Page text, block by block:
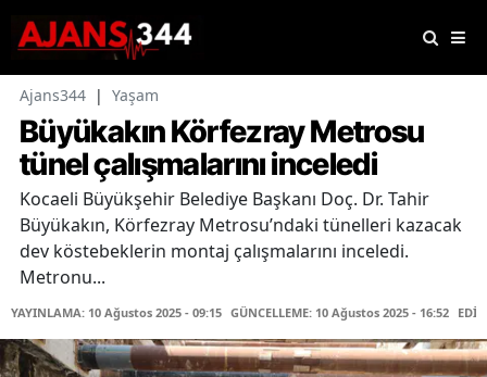
Ajans344 | Yaşam
Büyükakın Körfezray Metrosu
tünel çalışmalarını inceledi
Kocaeli Büyükşehir Belediye Başkanı Doç. Dr. Tahir
Büyükakın, Körfezray Metrosu’ndaki tünelleri kazacak
dev köstebeklerin montaj çalışmalarını inceledi.
Metronu...
YAYINLAMA: 10 Ağustos 2025 - 09:15 GÜNCELLEME: 10 Ağustos 2025 - 16:52